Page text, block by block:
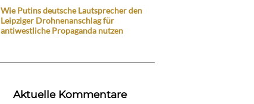
Wie Putins deutsche Lautsprecher den
Leipziger Drohnenanschlag für
antiwestliche Propaganda nutzen
Aktuelle Kommentare